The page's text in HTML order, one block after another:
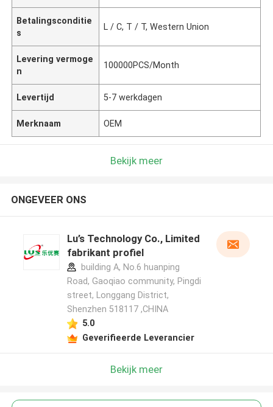
Betalingsconditie
s
L / C, T / T, Western Union
Levering vermoge
n
100000PCS/Month
Levertijd 5-7 werkdagen
Merknaam OEM
Bekijk meer
ONGEVEER ONS
Lu’s Technology Co., Limited
fabrikant profiel
building A, No.6 huanping
Road, Gaoqiao community, Pingdi
street, Longgang District,
Shenzhen 518117 ,CHINA
5.0
Geverifieerde Leverancier
Bekijk meer